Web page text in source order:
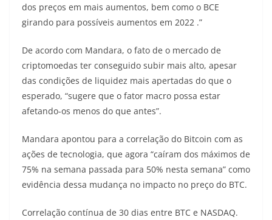
dos preços em mais aumentos, bem como o BCE
girando para possíveis aumentos em 2022 .”
De acordo com Mandara, o fato de o mercado de
criptomoedas ter conseguido subir mais alto, apesar
das condições de liquidez mais apertadas do que o
esperado, “sugere que o fator macro possa estar
afetando-os menos do que antes”.
Mandara apontou para a correlação do Bitcoin com as
ações de tecnologia, que agora “caíram dos máximos de
75% na semana passada para 50% nesta semana” como
evidência dessa mudança no impacto no preço do BTC.
Correlação contínua de 30 dias entre BTC e NASDAQ.